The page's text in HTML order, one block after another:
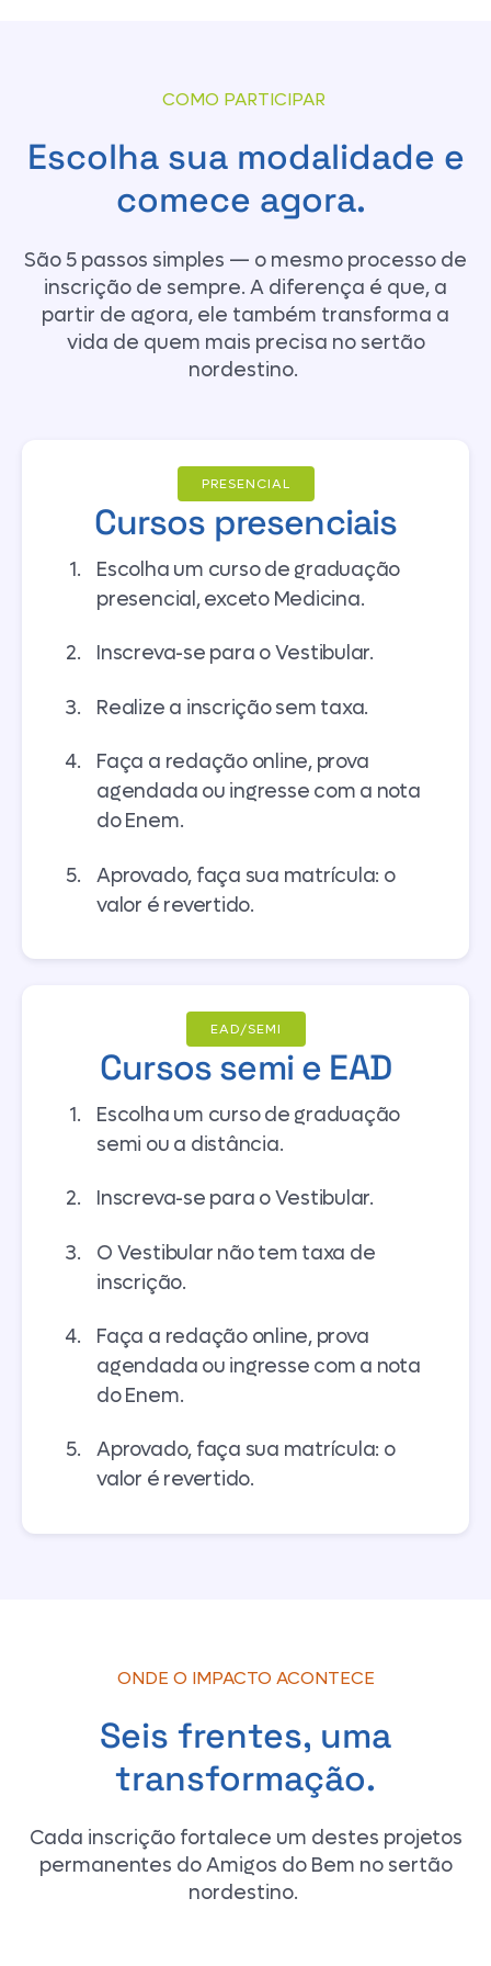
COMO PARTICIPAR
Escolha sua modalidade e
comece agora.
São 5 passos simples — o mesmo processo de
inscrição de sempre. A diferença é que, a
partir de agora, ele também transforma a
vida de quem mais precisa no sertão
nordestino.
PRESENCIAL
Cursos presenciais
Escolha um curso de graduação
presencial, exceto Medicina.
Inscreva-se para o Vestibular.
Realize a inscrição sem taxa.
Faça a redação online, prova
agendada ou ingresse com a nota
do Enem.
Aprovado, faça sua matrícula: o
valor é revertido.
EAD/SEMI
Cursos semi e EAD
Escolha um curso de graduação
semi ou a distância.
Inscreva-se para o Vestibular.
O Vestibular não tem taxa de
inscrição.
Faça a redação online, prova
agendada ou ingresse com a nota
do Enem.
Aprovado, faça sua matrícula: o
valor é revertido.
ONDE O IMPACTO ACONTECE
Seis frentes, uma
transformação.
Cada inscrição fortalece um destes projetos
permanentes do Amigos do Bem no sertão
nordestino.